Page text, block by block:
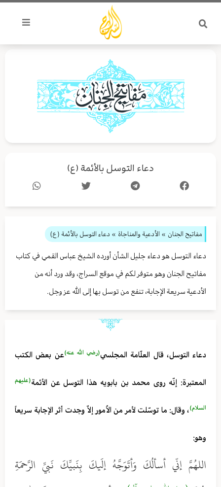
تخطي
المحتوى
دعاء التوسل بالأئمة (ع)
مفاتيح الجنان » الأدعية والمناجاة » دعاء التوسل بالأئمة (ع)
دعاء التوسل هو دعاء جليل الشأن أورده الشيخ عباس القمي في كتاب
مفاتيح الجنان وهو متوفر لكم في موقع السراج، وقد ورد أنه من
الأدعية سريعة الإجابة، تنفع من توسل بها إلى الله عز وجل.
دعاء التوسل، قال العلّامة المجلسي(رضي الله عنه)عن بعض الكتب
المعتبرة: إنّه روى محمد بن بابويه هذا التوسل عن الأئمة(عليهم
السلام)، وقال: ما توسّلت لأمر من الاُمور إلاّ وجدت أثر الإجابة سريعاً
وهو:
اللهُمَّ إنّي أسألُكَ وَأتَوَجَّهُ إلَيكَ بِنَبيِّكَ نَبيِّ الرَّحمَةِ